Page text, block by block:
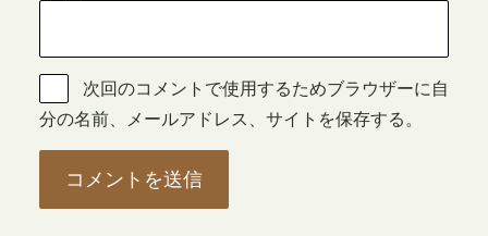
次回のコメントで使用するためブラウザーに自
分の名前、メールアドレス、サイトを保存する。